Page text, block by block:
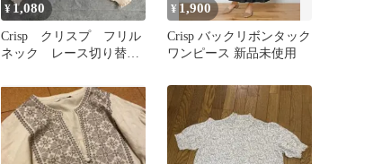
¥1,080
Crisp クリスプ フリル
ネック レース切り替
リー
¥1,900
Crisp バックリボンタック
ワンピース 新品未使用